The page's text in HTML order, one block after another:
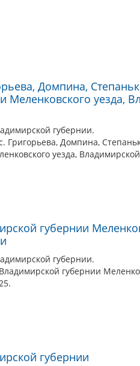
Домпина,
Меленковского уезда,
губернии.
Григорьева, Домпина,
уезда,
губернии
губернии.
губернии
губернии